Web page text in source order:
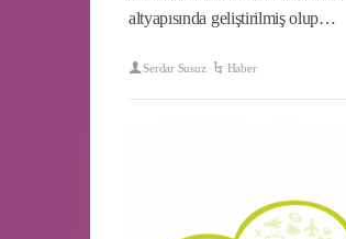
altyapısında geliştirilmiş olup…
Serdar Susuz Haber